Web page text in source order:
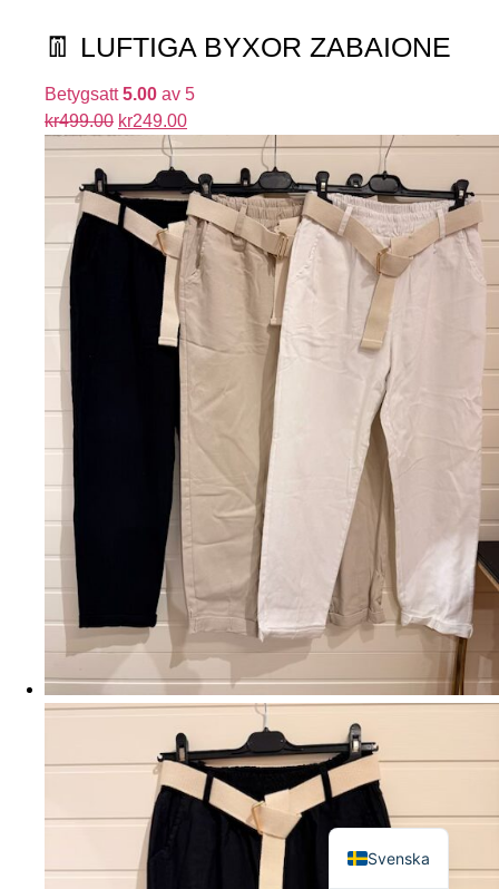
👖 LUFTIGA BYXOR ZABAIONE
Betygsatt5.00 av 5
kr499.00 kr249.00
Svenska
English